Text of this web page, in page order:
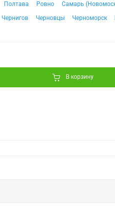
Полтава Ровно Самарь
Чернигов Черновцы Черноморск
В корзину